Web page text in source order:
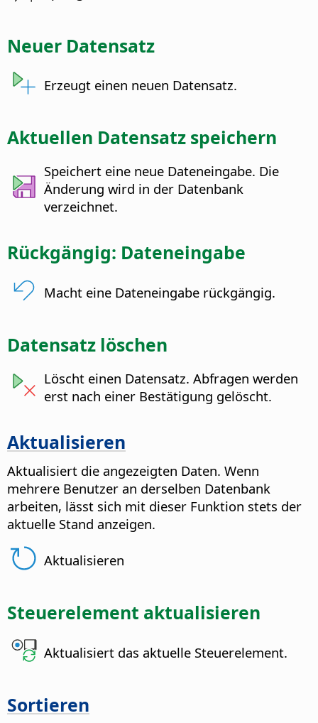
Neuer Datensatz
Erzeugt einen neuen Datensatz.
Aktuellen Datensatz speichern
Speichert eine neue Dateneingabe. Die
Änderung wird in der Datenbank
verzeichnet.
Rückgängig: Dateneingabe
Macht eine Dateneingabe rückgängig.
Datensatz löschen
Löscht einen Datensatz. Abfragen werden
erst nach einer Bestätigung gelöscht.
Aktualisieren
Aktualisiert die angezeigten Daten. Wenn
mehrere Benutzer an derselben Datenbank
arbeiten, lässt sich mit dieser Funktion stets der
aktuelle Stand anzeigen.
Aktualisieren
Steuerelement aktualisieren
Aktualisiert das aktuelle Steuerelement.
Sortieren